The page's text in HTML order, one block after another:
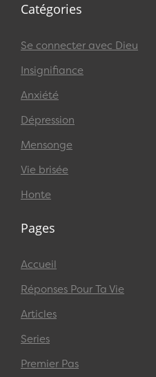
Catégories
Se connecter avec Dieu
Insignifiance
Anxiété
Dépression
Mensonge
Vie brisée
Honte
Pages
Accueil
Réponses Pour Ta Vie
Articles
Series
Premier Pas